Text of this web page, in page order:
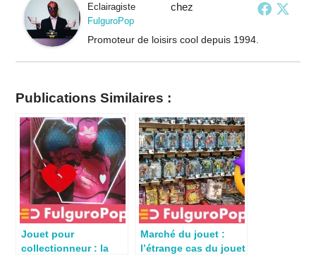
Eclairagistechez
FulguroPop
Promoteur de loisirs cool depuis 1994.
Publications Similaires :
Jouet pour
collectionneur : la
Marché du jouet :
l’étrange cas du jouet